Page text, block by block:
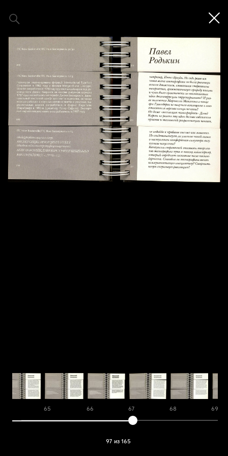
65 66 67 68 69
97 из 165